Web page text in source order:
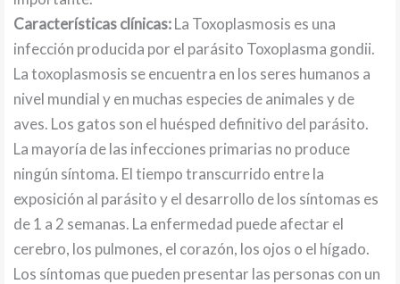
Características clínicas:La Toxoplasmosis es una
infección producida por el parásito Toxoplasma gondii.
La toxoplasmosis se encuentra en los seres humanos a
nivel mundial y en muchas especies de animales y de
aves. Los gatos son el huésped definitivo del parásito.
La mayoría de las infecciones primarias no produce
ningún síntoma. El tiempo transcurrido entre la
exposición al parásito y el desarrollo de los síntomas es
de 1 a 2 semanas. La enfermedad puede afectar el
cerebro, los pulmones, el corazón, los ojos o el hígado.
Los síntomas que pueden presentar las personas con un